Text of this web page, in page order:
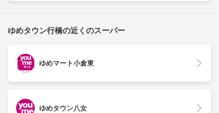
ゆめタウン行橋の近くのスーパー
ゆめマート小倉東
ゆめタウン八女